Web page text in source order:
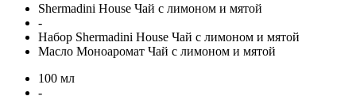
Shermadini House Чай с лимоном и мятой
-
Набор Shermadini House Чай с лимоном и мятой
Масло Моноаромат Чай с лимоном и мятой
100 мл
-